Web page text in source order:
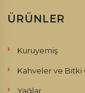
Chocolate 333'ün
özenle işlenmiş
ÜRÜNLER
Kuruyemiş
Kahveler ve Bitki
Yağlar